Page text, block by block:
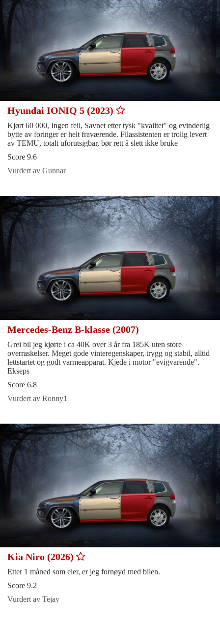
Hyundai IONIQ 5 (2023)
Kjørt 60 000, Ingen feil, Savnet etter tysk "kvalitet" og evinderlig
bytte av foringer er helt fraværende. Filassistenten er trolig levert
av TEMU, totalt uforutsigbar, bør rett å slett ikke bruke
Score 9.6
Vurdert av Gunnar
Mercedes-Benz B-klasse (2007)
Grei bil jeg kjørte i ca 40K over 3 år fra 185K uten store
overraskelser. Meget gode vinteregenskaper, trygg og stabil, alltid
lettstartet og godt varmeapparat. Kjede i motor "evigvarende".
Ekseps
Score 6.8
Vurdert av Ronny1
Kia Niro (2026)
Etter 1 måned som eier, er jeg fornøyd med bilen.
Score 9.2
Vurdert av Tejay